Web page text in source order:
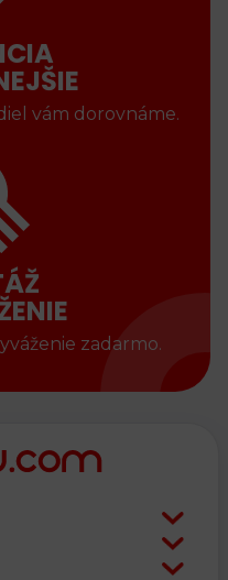
vám dorovnáme.
zadarmo.